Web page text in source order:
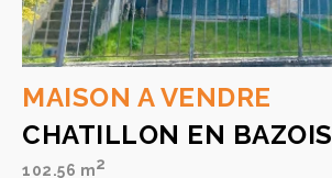
MAISON A VENDRE
CHATILLON EN BAZOIS
102.56 m2